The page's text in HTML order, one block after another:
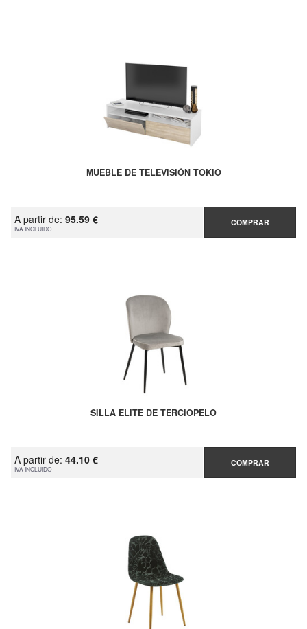
MUEBLE DE TELEVISIÓN TOKIO
A partir de: 95.59 €
IVA INCLUIDO
COMPRAR
SILLA ELITE DE TERCIOPELO
A partir de: 44.10 €
IVA INCLUIDO
COMPRAR